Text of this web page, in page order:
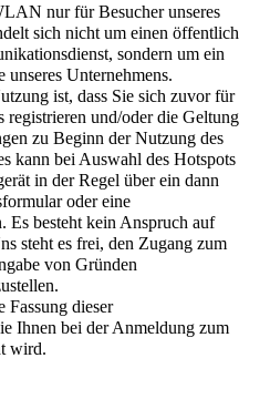
nur für Besucher unseres
sich nicht um einen öffentlich
sondern um ein
Unternehmens.
ist, dass Sie sich zuvor für
registrieren und/oder die Geltung
zu Beginn der Nutzung des
kann bei Auswahl des Hotspots
in der Regel über ein dann
oder eine
Es besteht kein Anspruch auf
steht es frei, den Zugang zum
von Gründen
Fassung dieser
Ihnen bei der Anmeldung zum
wird.